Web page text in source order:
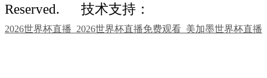
Reserved.
技术支持：
2026世界杯直播_2026世界杯直播免费观看_美加墨世界杯直播